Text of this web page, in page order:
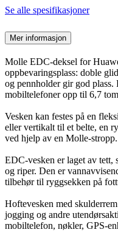
Se alle spesifikasjoner
Mer informasjon
Molle EDC-deksel for
oppbevaringsplass: doble
og pennholder gir god
mobiltelefoner opp til 6,7
Vesken kan festes på en
eller vertikalt til et belte, en
ved hjelp av en Molle-
EDC-vesken er laget av tett,
og riper. Den er
tilbehør til ryggsekken på
Hoftevesken med
jogging og andre
mobiltelefon, nøkler, GPS-